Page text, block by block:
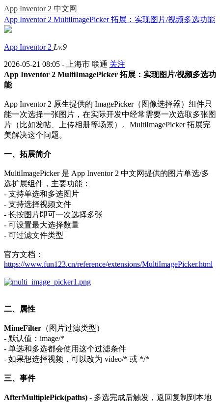
App Inventor 2 中文网
App Inventor 2 MultiImagePicker 拓展：实现图片/视频多选功能
App Inventor 2 Lv.9
2026-05-21 08:05 - 上海市 联通 关注
App Inventor 2 MultiImagePicker 拓展：实现图片/视频多选功
能
App Inventor 2 原生提供的 ImagePicker（图像选择器）组件只
能一次选择一张图片，在实际开发中经常需要一次选取多张图
片（比如发帖、上传相册等场景）。MultiImagePicker 拓展完
美解决这个问题。
一、拓展简介
MultiImagePicker 是 App Inventor 2 中文网提供的图片单选/多
选扩展组件，主要功能：
- 支持单选和多选图片
- 支持选择视频文件
- 长按图片即可一次选择多张
- 可设置最大选择数量
- 可过滤文件类型
官方文档：
https://www.fun123.cn/reference/extensions/MultiImagePicker.html
二、属性
MimeFilter （图片过滤类型）
- 默认值：image/*
- 单选和多选都会使用这个过滤条件
- 如果想选择视频，可以改为 video/* 或 */*
三、事件
AfterMultiplePick(paths) - 多选完成后触发，返回复制到本地